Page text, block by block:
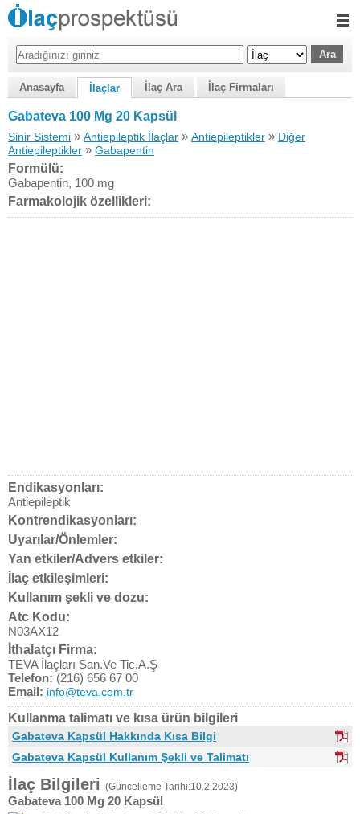
Anasayfa İlaçlar İlaç Ara İlaç Firmaları
Gabateva 100 Mg 20 Kapsül
Sinir Sistemi » Antiepileptik İlaçlar » Antiepileptikler » Diğer
Antiepileptikler » Gabapentin
Formülü:
Gabapentin, 100 mg
Farmakolojik özellikleri:
Endikasyonları:
Antiepileptik
Kontrendikasyonları:
Uyarılar/Önlemler:
Yan etkiler/Advers etkiler:
İlaç etkileşimleri:
Kullanım şekli ve dozu:
Atc Kodu:
N03AX12
İthalatçı Firma:
TEVA İlaçları San.Ve Tic.A.Ş
Telefon: (216) 656 67 00
Email: info@teva.com.tr
Kullanma talimatı ve kısa ürün bilgileri
Gabateva Kapsül Hakkında Kısa Bilgi
Gabateva Kapsül Kullanım Şekli ve Talimatı
İlaç Bilgileri (Güncelleme Tarihi:10.2.2023)
Gabateva 100 Mg 20 Kapsül